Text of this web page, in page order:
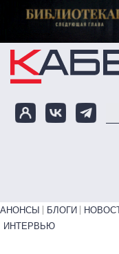
Перейти к
Primary links bottom
АНОНСЫ БЛОГИ
ИНТЕРВЬЮ